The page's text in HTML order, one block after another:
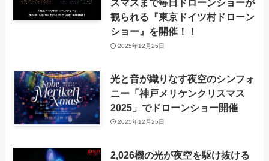
スマスまで毎日ドローンショーが
観られる『東京ドイツ村ドローン
ショー』を開催！！
2025年12月25日
光と音が織りなす夜空のシンフォ
ニー「神戸メリケンクリスマス
2025」でドローンショー開催
2025年12月25日
2,026機の光が夜空を駆け抜ける